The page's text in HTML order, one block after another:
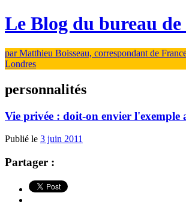
Le Blog du bureau
par Matthieu Boisseau, correspondant de
Londres
personnalités
Vie privée : doit-on envier l'exemple
Publié le 3 juin 2011
Partager :